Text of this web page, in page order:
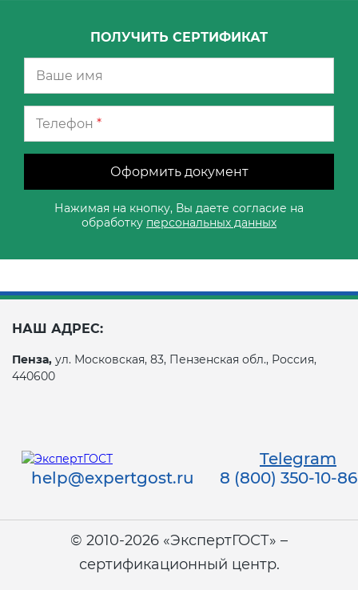
ПОЛУЧИТЬ СЕРТИФИКАТ
Телефон *
Оформить документ
Нажимая на кнопку, Вы даете согласие на
обработку персональных данных
НАШ АДРЕС:
Пенза, ул. Московская, 83, Пензенская обл., Россия,
440600
Telegram
help@expertgost.ru
8 (800) 350-10-86
© 2010-2026 «ЭкспертГОСТ» –
сертификационный центр.